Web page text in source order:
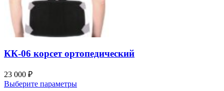
КК-06 корсет ортопедический
23 000 ₽
Выберите параметры